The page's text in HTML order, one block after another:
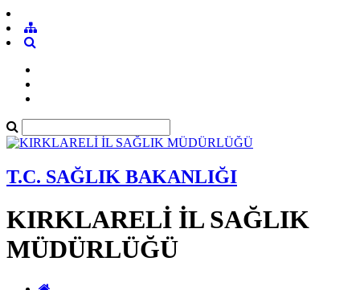
T.C. SAĞLIK BAKANLIĞI
KIRKLARELİ İL SAĞLIK
MÜDÜRLÜĞÜ